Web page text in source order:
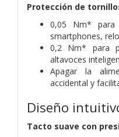
Protección de
0,05 Nm* para
smartphones,
0,2 Nm* para
altavoces
Apagar la
accidental y
Diseño
Tacto suave con